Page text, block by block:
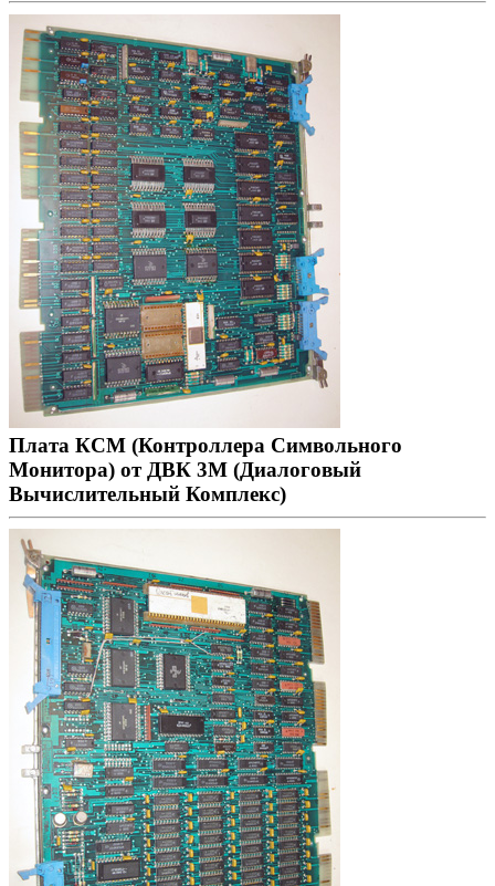
Плата КСМ (Контроллера Символьного
Монитора) от ДВК 3М (Диалоговый
Вычислительный Комплекс)